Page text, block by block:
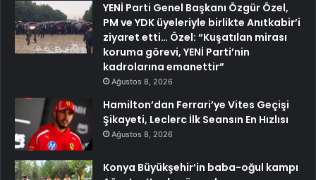
YENİ Parti Genel Başkanı Özgür Özel,
PM ve YDK üyeleriyle birlikte Anıtkabir’i
ziyaret etti… Özel: “Kuşatılan mirası
koruma görevi, YENİ Parti’nin
kadrolarına emanettir”
Ağustos 8, 2026
Hamilton’dan Ferrari’ye Vites Geçişi
Şikayeti, Leclerc İlk Seansın En Hızlısı
Ağustos 8, 2026
Konya Büyükşehir’in baba-oğul kampı